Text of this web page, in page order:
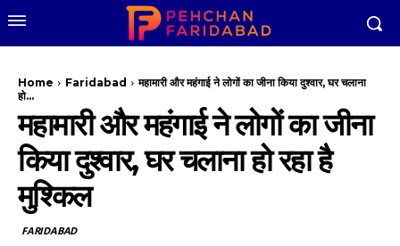
Home Faridabad
महामारी और महंगाई ने लोगों का जीना किया दुश्वार, घर चलाना
हो...
महामारी और महंगाई ने लोगों का जीना
किया दुश्वार, घर चलाना हो रहा है
मुश्किल
FARIDABAD